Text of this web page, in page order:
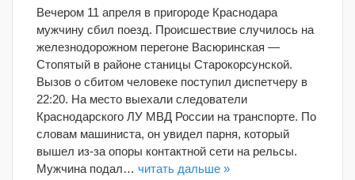
Вечером 11 апреля в пригороде Краснодара
мужчину сбил поезд. Происшествие случилось на
железнодорожном перегоне Васюринская —
Стопятый в районе станицы Старокорсунской.
Вызов о сбитом человеке поступил диспетчеру в
22:20. На место выехали следователи
Краснодарского ЛУ МВД России на транспорте. По
словам машиниста, он увидел парня, который
вышел из-за опоры контактной сети на рельсы.
Мужчина подал… читать дальше »